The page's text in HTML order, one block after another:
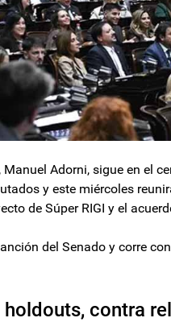
Adorni, sigue en el
y este miércoles
de Súper RIGI y el
del Senado y corre
contra